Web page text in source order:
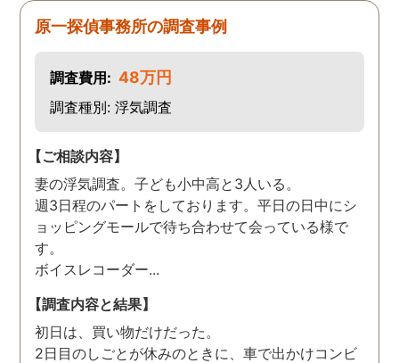
原一探偵事務所の調査事例
調査費用: 48万円
調査種別: 浮気調査
【ご相談内容】
妻の浮気調査。子ども小中高と3人いる。
週3日程のパートをしております。平日の日中にシ
ョッピングモールで待ち合わせて会っている様で
す。
ボイスレコーダー...
【調査内容と結果】
初日は、買い物だけだった。
2日目のしごとが休みのときに、車で出かけコンビ